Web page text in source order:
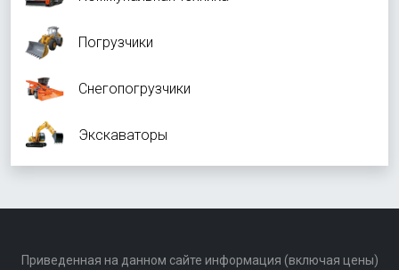
Погрузчики
Снегопогрузчики
Экскаваторы
Приведенная на данном сайте информация (включая цены)